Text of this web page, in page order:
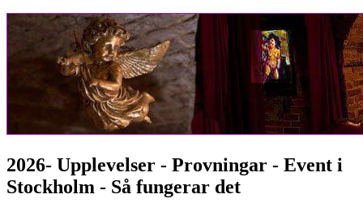
2026- Upplevelser - Provningar - Event i
Stockholm - Så fungerar det